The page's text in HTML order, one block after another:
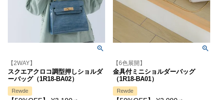
【2WAY】
スクエアクロコ調型押しショルダ
ーバッグ（1R18-BA02）
Rewde
【6色展開】
金具付ミニショルダーバッグ
（1R18-BA01）
Rewde